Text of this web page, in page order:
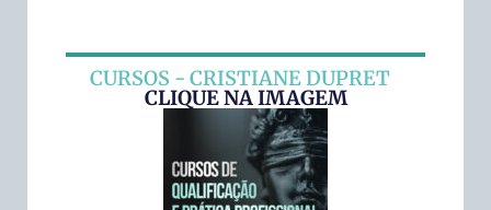
CURSOS - CRISTIANE DUPRET
CLIQUE NA IMAGEM